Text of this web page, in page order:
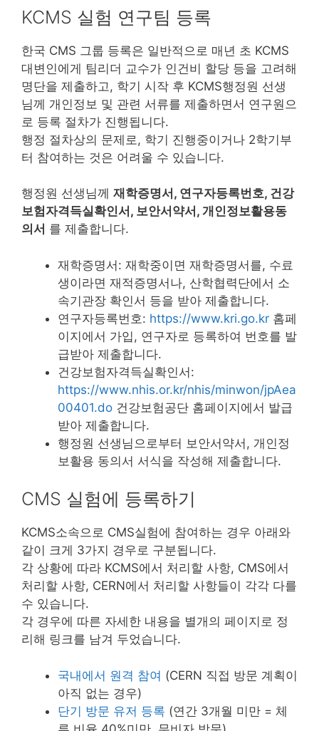
KCMS 실험 연구팀 등록
한국 CMS 그룹 등록은 일반적으로 매년 초 KCMS
대변인에게 팀리더 교수가 인건비 할당 등을 고려해
명단을 제출하고, 학기 시작 후 KCMS행정원 선생
님께 개인정보 및 관련 서류를 제출하면서 연구원으
로 등록 절차가 진행됩니다.
행정 절차상의 문제로, 학기 진행중이거나 2학기부
터 참여하는 것은 어려울 수 있습니다.
행정원 선생님께 재학증명서, 연구자등록번호, 건강
보험자격득실확인서, 보안서약서, 개인정보활용동
의서 를 제출합니다.
재학증명서: 재학중이면 재학증명서를, 수료
생이라면 재적증명서나, 산학협력단에서 소
속기관장 확인서 등을 받아 제출합니다.
연구자등록번호: https://www.kri.go.kr 홈페
이지에서 가입, 연구자로 등록하여 번호를 발
급받아 제출합니다.
건강보험자격득실확인서:
https://www.nhis.or.kr/nhis/minwon/jpAea
00401.do 건강보험공단 홈페이지에서 발급
받아 제출합니다.
행정원 선생님으로부터 보안서약서, 개인정
보활용 동의서 서식을 작성해 제출합니다.
CMS 실험에 등록하기
KCMS소속으로 CMS실험에 참여하는 경우 아래와
같이 크게 3가지 경우로 구분됩니다.
각 상황에 따라 KCMS에서 처리할 사항, CMS에서
처리할 사항, CERN에서 처리할 사항들이 각각 다를
수 있습니다.
각 경우에 따른 자세한 내용을 별개의 페이지로 정
리해 링크를 남겨 두었습니다.
국내에서 원격 참여 (CERN 직접 방문 계획이
아직 없는 경우)
단기 방문 유저 등록 (연간 3개월 미만 = 체